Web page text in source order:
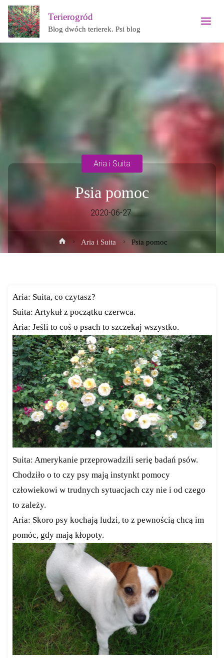
Terierogród
Blog dwóch terierek. Psi blog
Psia pomoc
2020-06-27
Aria i Suita
Strona
główna
Aria i Suita Psia pomoc
Aria: Suita, co czytasz?
Suita: Artykuł z początku czerwca.
Aria: Jeśli to coś o psach to szczekaj wszystko.
Suita: Amerykanie przeprowadzili serię badań psów.
Chodziło o to czy psy mają instynkt pomocy
człowiekowi w trudnych sytuacjach czy nie i od czego
to zależy.
Aria: Skoro psy kochają ludzi, to z pewnością chcą im
pomóc, gdy mają kłopoty.